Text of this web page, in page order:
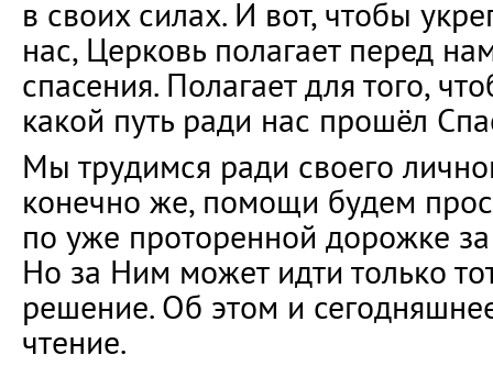
в своих силах. И вот, чтобы
нас, Церковь полагает перед
спасения. Полагает для того,
какой путь ради нас прошёл
Мы трудимся ради своего
конечно же, помощи будем
по уже проторенной дорожке
Но за Ним может идти только
решение. Об этом и
чтение.